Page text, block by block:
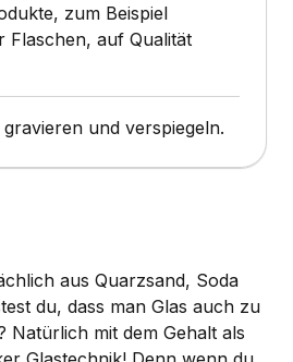
zum Beispiel
Flaschen, auf Qualität
und verspiegeln.
aus Quarzsand, Soda
du, dass man Glas auch zu
Natürlich mit dem Gehalt als